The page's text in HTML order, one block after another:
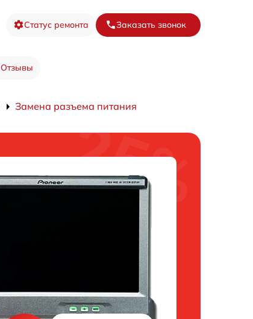
Статус ремонта Заказать звонок
Отзывы
Замена разъема питания